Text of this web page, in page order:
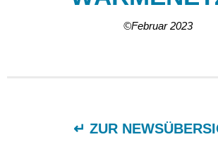
©Februar 2023
↵ ZUR